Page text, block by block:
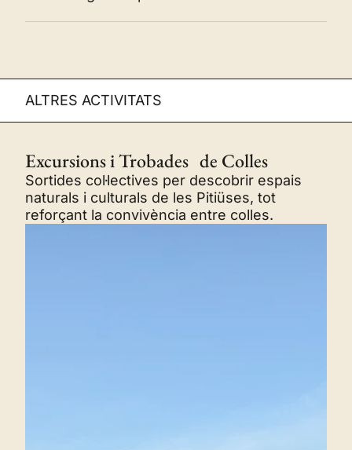
ALTRES ACTIVITATS
Excursions i Trobades de Colles
Sortides col·lectives per descobrir espais
naturals i culturals de les Pitiüses, tot
reforçant la convivència entre colles.